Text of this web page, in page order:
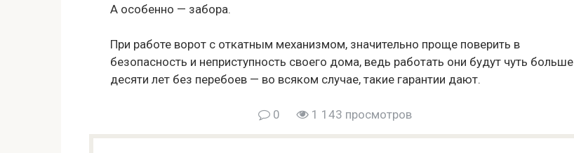
А особенно — забора.
При работе ворот с откатным механизмом, значительно проще поверить в
безопасность и неприступность своего дома, ведь работать они будут чуть больше
десяти лет без перебоев — во всяком случае, такие гарантии дают.
0 1 143 просмотров